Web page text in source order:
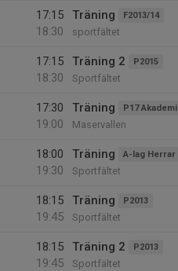
17:15
18:30
Träning F2013/14
sportfältet
17:15
18:30
Träning 2 P2015
Sportfältet
17:30
19:00
Träning P17 Akademi
Maservallen
18:00
19:30
Träning A-lag Herrar
Sportfältet
18:15
19:45
Träning P2013
Sportfältet
18:15
19:45
Träning 2 P2013
Sportfältet